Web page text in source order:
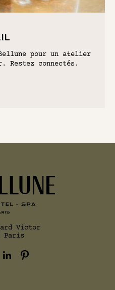
pour un atelier
Restez connectés.
Victor
Paris